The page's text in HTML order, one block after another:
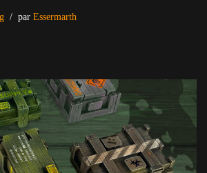
par Essermarth